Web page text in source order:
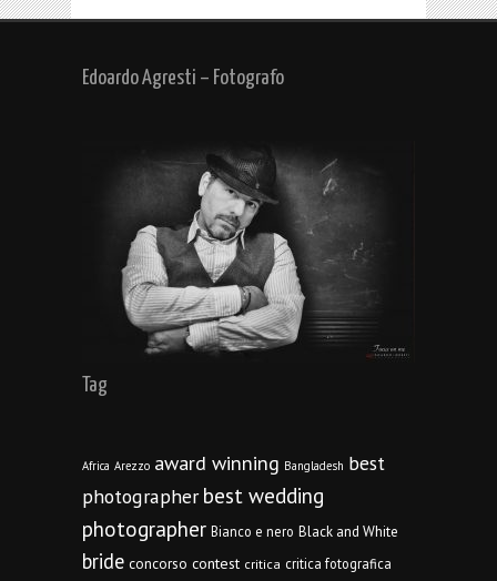
Edoardo Agresti – Fotografo
Tag
Africa Arezzo award winning Bangladesh best
photographer best wedding
photographer Bianco e nero Black and White
bride concorso contest critica critica fotografica